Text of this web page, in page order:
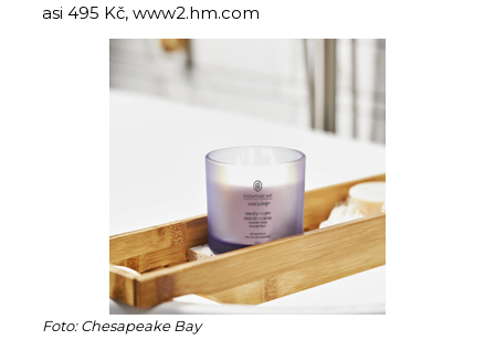
asi 495 Kč, www2.hm.com
Foto: Chesapeake Bay